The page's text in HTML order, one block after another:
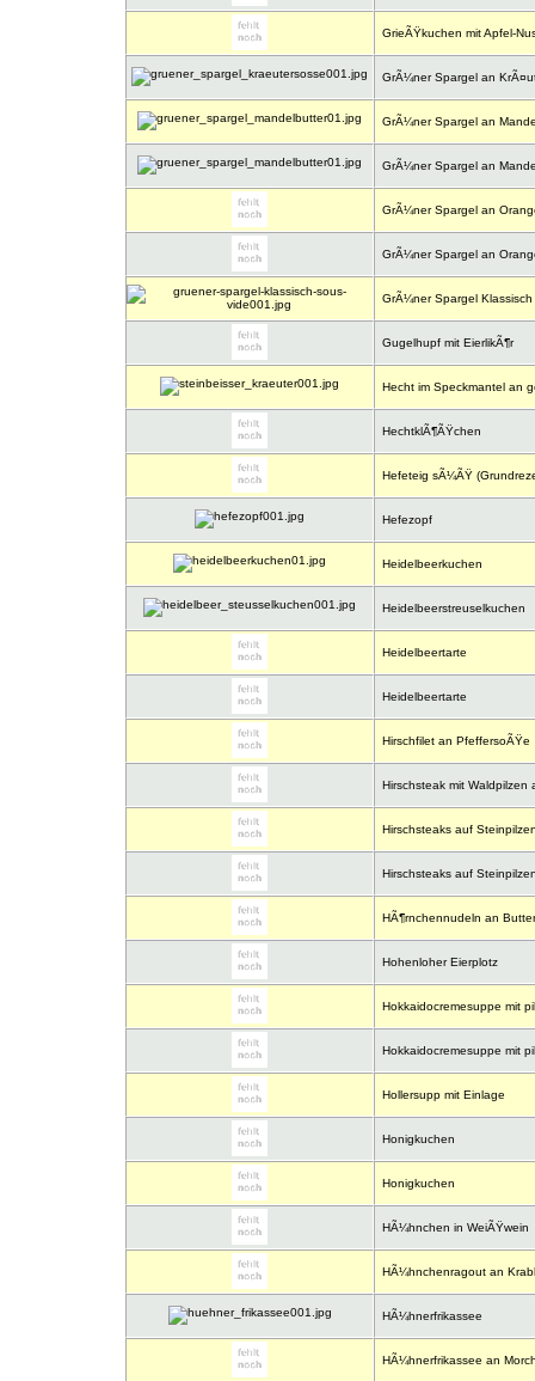
GrieÃŸkuchen mit Apfel-
GrÃ¼ner Spargel an
GrÃ¼ner Spargel an
GrÃ¼ner Spargel an
GrÃ¼ner Spargel an
GrÃ¼ner Spargel an
GrÃ¼ner Spargel Klassisch
Gugelhupf mit EierlikÃ¶r
Hecht im Speckmantel an
HechtklÃ¶ÃŸchen
Hefeteig sÃ¼ÃŸ
Hefezopf
Heidelbeerkuchen
Heidelbeerstreuselkuchen
Heidelbeertarte
Heidelbeertarte
Hirschfilet an PfeffersoÃŸe
Hirschsteak mit Waldpilzen
Hirschsteaks auf
Hirschsteaks auf
HÃ¶rnchennudeln an
Hohenloher Eierplotz
Hokkaidocremesuppe mit
Hokkaidocremesuppe mit
Hollersupp mit Einlage
Honigkuchen
Honigkuchen
HÃ¼hnchen in WeiÃŸwein
HÃ¼hnchenragout an
HÃ¼hnerfrikassee
HÃ¼hnerfrikassee an